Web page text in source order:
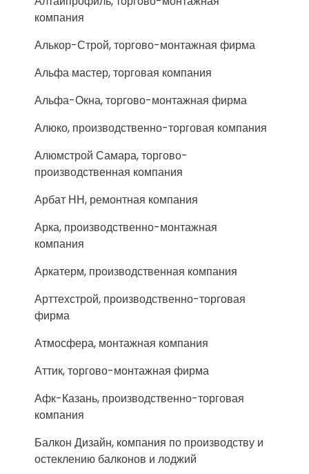
компания
Алькор-Строй, торгово-монтажная фирма
Альфа мастер, торговая компания
Альфа-Окна, торгово-монтажная фирма
Алюко, производственно-торговая компания
Алюмстрой Самара, торгово-
производственная компания
Арбат НН, ремонтная компания
Арка, производственно-монтажная
компания
Аркатерм, производственная компания
Арттехстрой, производственно-торговая
фирма
Атмосфера, монтажная компания
Аттик, торгово-монтажная фирма
Афк-Казань, производственно-торговая
компания
Балкон Дизайн, компания по производству и
остеклению балконов и лоджий